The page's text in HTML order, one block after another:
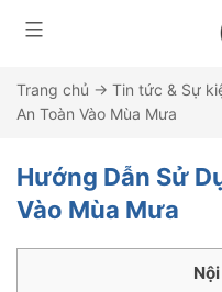
Trang chủ → Tin tức & Sự
An Toàn Vào Mùa Mưa
Hướng Dẫn Sử
Vào Mùa Mưa